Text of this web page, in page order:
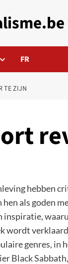
FR
TE ZIJN
hebben
als goden
inspiratie,
wordt
genres, in
Black